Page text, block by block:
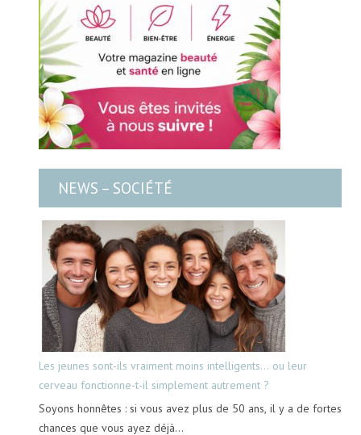
NEWS – SOCIÉTÉ
Les jeunes sont-ils vraiment moins intelligents… ou leur
cerveau fonctionne-t-il simplement autrement ?
Soyons honnêtes : si vous avez plus de 50 ans, il y a de fortes
chances que vous ayez déjà…